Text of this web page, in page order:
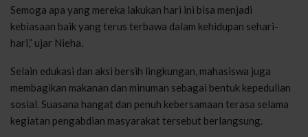
Semoga apa yang mereka lakukan hari ini bisa menjadi
kebiasaan baik yang terus terbawa dalam kehidupan sehari-
hari,” ujar Nieha.
Selain edukasi dan aksi bersih lingkungan, mahasiswa juga
membagikan makanan dan minuman sebagai bentuk kepedulian
sosial. Suasana hangat dan penuh kebersamaan terasa selama
kegiatan pengabdian masyarakat tersebut berlangsung.